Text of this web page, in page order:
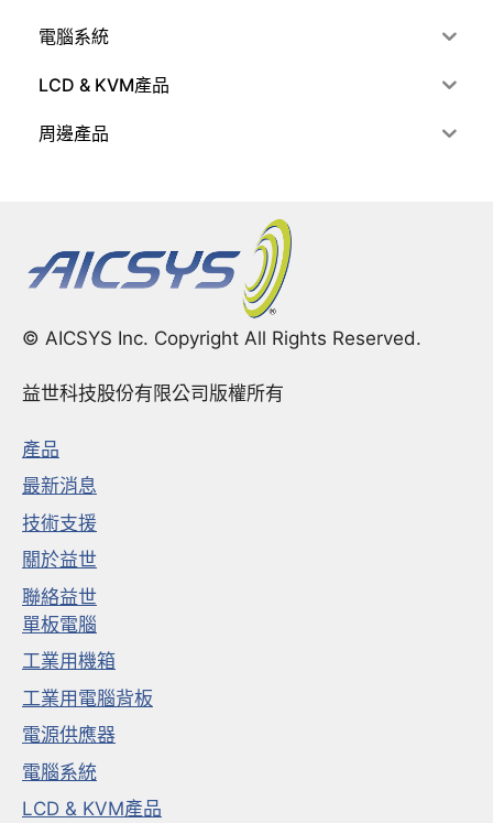
電腦系統
LCD & KVM產品
周邊產品
© AICSYS Inc. Copyright All Rights Reserved.
益世科技股份有限公司版權所有
產品
最新消息
技術支援
關於益世
聯絡益世
單板電腦
工業用機箱
工業用電腦背板
電源供應器
電腦系統
LCD & KVM產品